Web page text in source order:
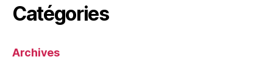
Catégories
Archives